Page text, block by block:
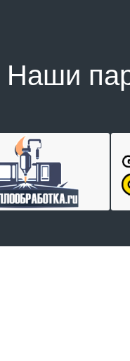
Наши